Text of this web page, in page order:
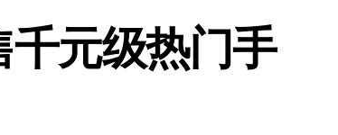
元级热门手